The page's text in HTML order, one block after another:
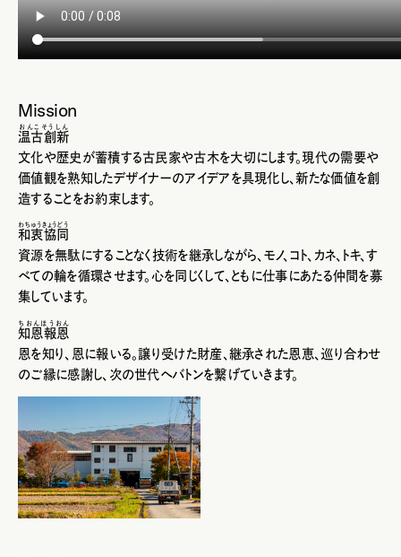
Mission
温古創新
おんこそうしん
文化や歴史が蓄積する古民家や古木を大切にします。現代の需要や
価値観を熟知したデザイナーのアイデアを具現化し、新たな価値を創
造することをお約束します。
和衷協同
わちゅうきょうどう
資源を無駄にすることなく技術を継承しながら、モノ、コト、カネ、トキ、す
べての輪を循環させます。心を同じくして、ともに仕事にあたる仲間を募
集しています。
知恩報恩
ちおんほうおん
恩を知り、恩に報いる。譲り受けた財産、継承された恩恵、巡り合わせ
のご縁に感謝し、次の世代へバトンを繋げていきます。